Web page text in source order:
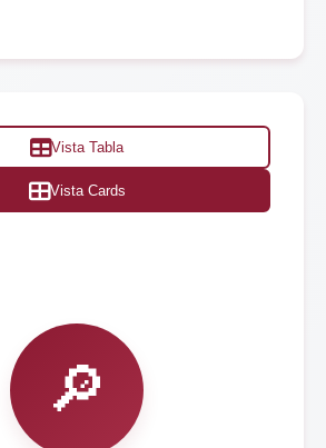
Vista Tabla
Vista Cards
🔎